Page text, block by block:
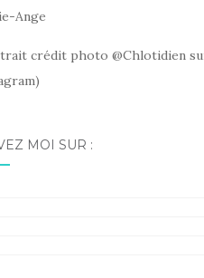
Ange
crédit photo @Chlotidien
MOI SUR :